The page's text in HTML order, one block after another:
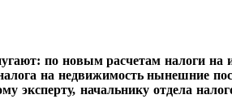
по новым расчетам налоги
на недвижимость нынешние
начальнику отдела